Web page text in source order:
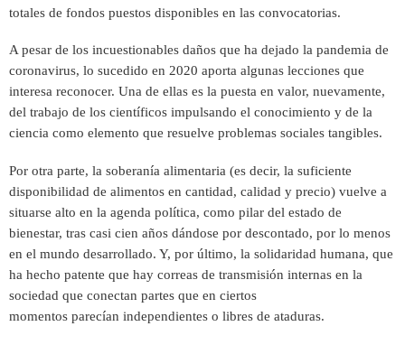
totales de fondos puestos disponibles en las convocatorias.
A pesar de los incuestionables daños que ha dejado la pandemia de
coronavirus, lo sucedido en 2020 aporta algunas lecciones que
interesa reconocer. Una de ellas es la puesta en valor, nuevamente,
del trabajo de los científicos impulsando el conocimiento y de la
ciencia como elemento que resuelve problemas sociales tangibles.
Por otra parte, la soberanía alimentaria (es decir, la suficiente
disponibilidad de alimentos en cantidad, calidad y precio) vuelve a
situarse alto en la agenda política, como pilar del estado de
bienestar, tras casi cien años dándose por descontado, por lo menos
en el mundo desarrollado. Y, por último, la solidaridad humana, que
ha hecho patente que hay correas de transmisión internas en la
sociedad que conectan partes que en ciertos
momentos parecían independientes o libres de ataduras.